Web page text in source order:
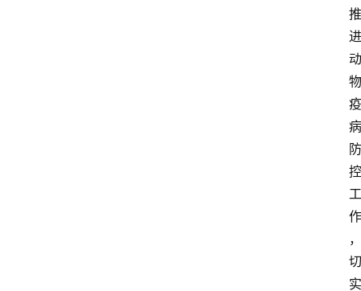
推
进
动
物
疫
病
防
控
工
作
，
切
实